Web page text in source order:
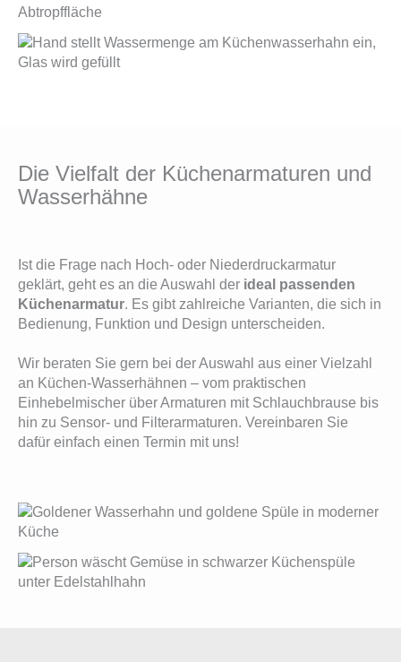
Die Vielfalt der Küchenarmaturen und
Wasserhähne
Ist die Frage nach Hoch- oder Niederdruckarmatur
geklärt, geht es an die Auswahl der ideal passenden
Küchenarmatur. Es gibt zahlreiche Varianten, die sich in
Bedienung, Funktion und Design unterscheiden.
Wir beraten Sie gern bei der Auswahl aus einer Vielzahl
an Küchen-Wasserhähnen – vom praktischen
Einhebelmischer über Armaturen mit Schlauchbrause bis
hin zu Sensor- und Filterarmaturen. Vereinbaren Sie
dafür einfach einen Termin mit uns!